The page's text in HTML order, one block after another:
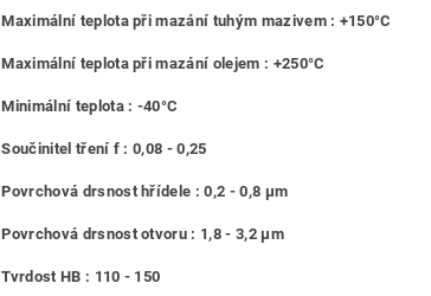
Maximální teplota při mazání tuhým mazivem : +150°C
Maximální teplota při mazání olejem : +250°C
Minimální teplota : -40°C
Součinitel tření f : 0,08 - 0,25
Povrchová drsnost hřídele : 0,2 - 0,8 μm
Povrchová drsnost otvoru : 1,8 - 3,2 μm
Tvrdost HB : 110 - 150